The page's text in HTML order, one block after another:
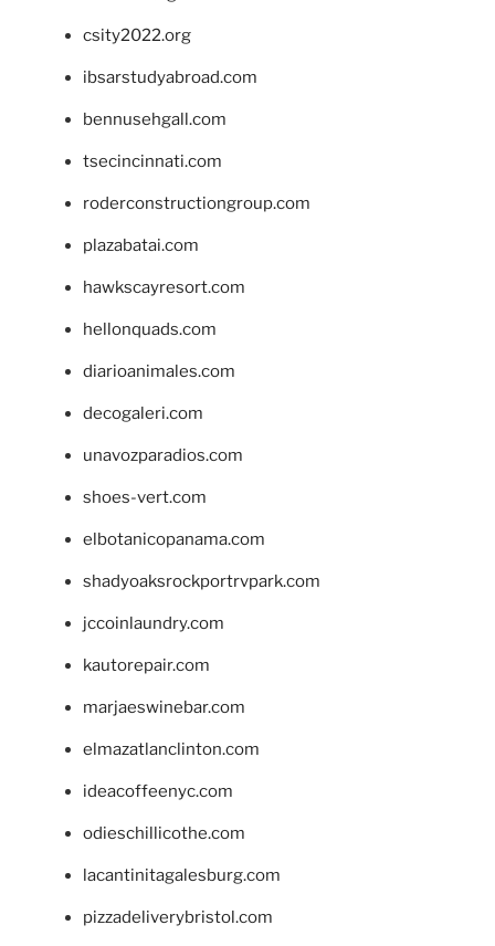
csity2022.org
ibsarstudyabroad.com
bennusehgall.com
tsecincinnati.com
roderconstructiongroup.com
plazabatai.com
hawkscayresort.com
hellonquads.com
diarioanimales.com
decogaleri.com
unavozparadios.com
shoes-vert.com
elbotanicopanama.com
shadyoaksrockportrvpark.com
jccoinlaundry.com
kautorepair.com
marjaeswinebar.com
elmazatlanclinton.com
ideacoffeenyc.com
odieschillicothe.com
lacantinitagalesburg.com
pizzadeliverybristol.com